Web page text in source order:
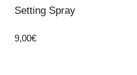
Setting Spray
9,00€